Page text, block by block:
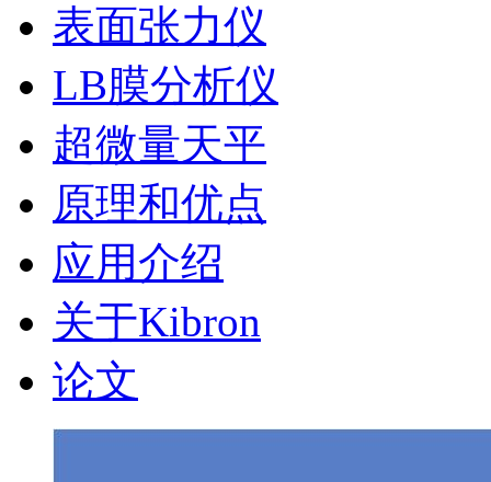
表面张力仪
LB膜分析仪
超微量天平
原理和优点
应用介绍
关于Kibron
论文